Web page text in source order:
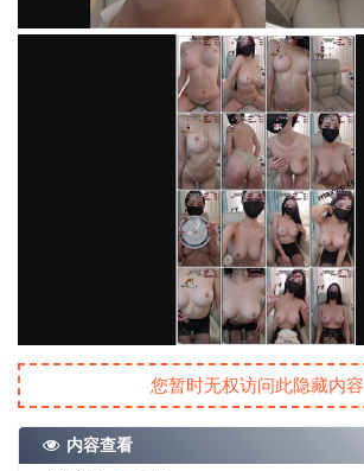
您暂时无权访问此隐藏内容
内容查看